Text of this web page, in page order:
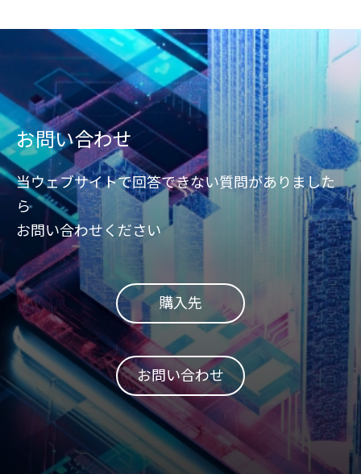
お問い合わせ
当ウェブサイトで回答できない質問がありました
ら
お問い合わせください
購入先
お問い合わせ